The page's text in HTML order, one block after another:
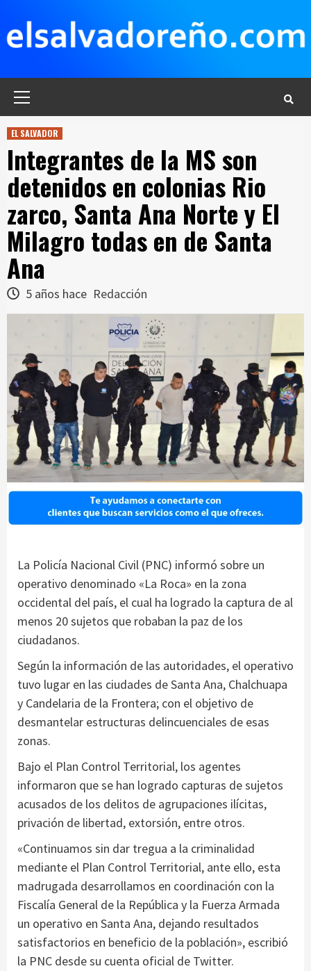
contenido
EL SALVADOR
Integrantes de la MS son
detenidos en colonias Rio
zarco, Santa Ana Norte y El
Milagro todas en de Santa
Ana
5 años hace Redacción
La Policía Nacional Civil (PNC) informó sobre un
operativo denominado «La Roca» en la zona
occidental del país, el cual ha logrado la captura de al
menos 20 sujetos que robaban la paz de los
ciudadanos.
Según la información de las autoridades, el operativo
tuvo lugar en las ciudades de Santa Ana, Chalchuapa
y Candelaria de la Frontera; con el objetivo de
desmantelar estructuras delincuenciales de esas
zonas.
Bajo el Plan Control Territorial, los agentes
informaron que se han logrado capturas de sujetos
acusados de los delitos de agrupaciones ilícitas,
privación de libertad, extorsión, entre otros.
«Continuamos sin dar tregua a la criminalidad
mediante el Plan Control Territorial, ante ello, esta
madrugada desarrollamos en coordinación con la
Fiscalía General de la República y la Fuerza Armada
un operativo en Santa Ana, dejando resultados
satisfactorios en beneficio de la población», escribió
la PNC desde su cuenta oficial de Twitter.